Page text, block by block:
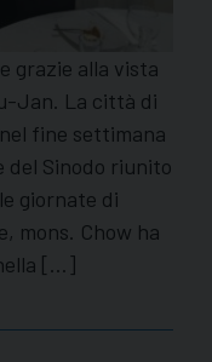
grazie alla vista
Jan. La città di
fine settimana
del Sinodo riunito
giornate di
mons. Chow ha
[…]